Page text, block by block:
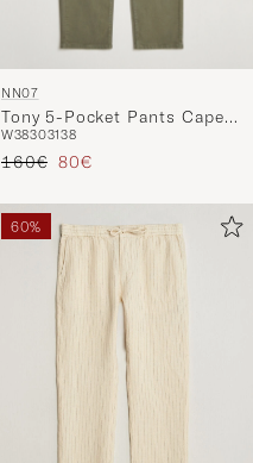
NN07
Tony 5-Pocket Pants Capers
Green
W38303138
Reguliere prijs
160€ Verlaagd prijs
80€
60%